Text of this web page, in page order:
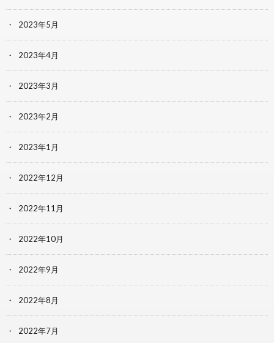
2023年5月
2023年4月
2023年3月
2023年2月
2023年1月
2022年12月
2022年11月
2022年10月
2022年9月
2022年8月
2022年7月